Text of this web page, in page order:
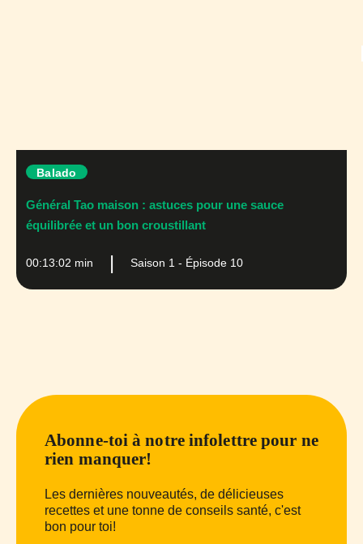
Balado
Général Tao maison : astuces pour une sauce
équilibrée et un bon croustillant
00:13:02 min Saison 1 - Épisode 10
Abonne-toi à notre infolettre pour ne
rien manquer!
Les dernières nouveautés, de délicieuses
recettes et une tonne de conseils santé, c'est
bon pour toi!